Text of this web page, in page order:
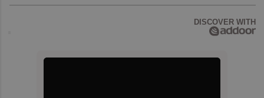
DISCOVER WITH